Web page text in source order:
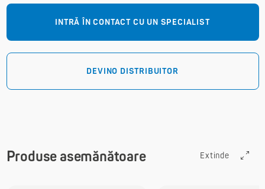
INTRĂ ÎN CONTACT CU UN SPECIALIST
DEVINO DISTRIBUITOR
Produse asemănătoare Extinde